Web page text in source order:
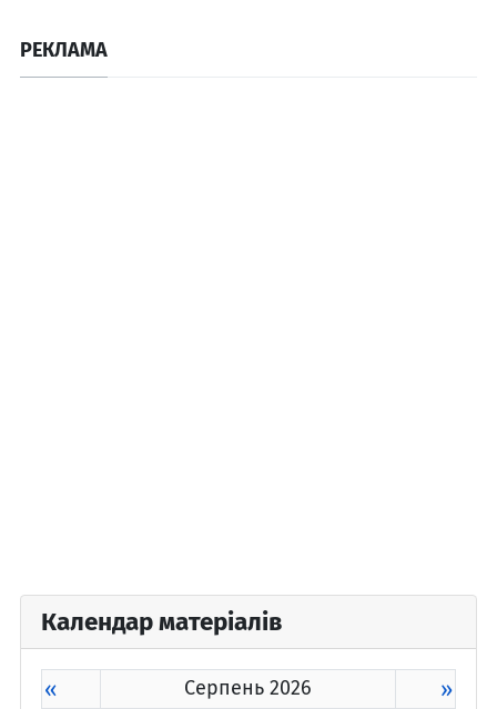
РЕКЛАМА
Календар матеріалів
« Серпень 2026 »